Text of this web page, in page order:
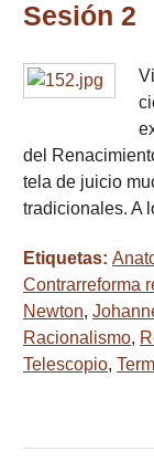
Sesión 2
del
tela de juicio
tradicionales. A
Etiquetas:
Contrarreforma
Newton,
Racionalismo,
Telescopio,